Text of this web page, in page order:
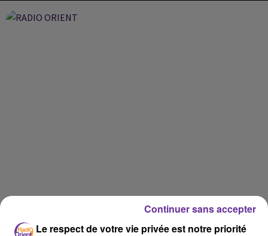
Le respect de votre vie privée est notre priorité
Continuer sans accepter